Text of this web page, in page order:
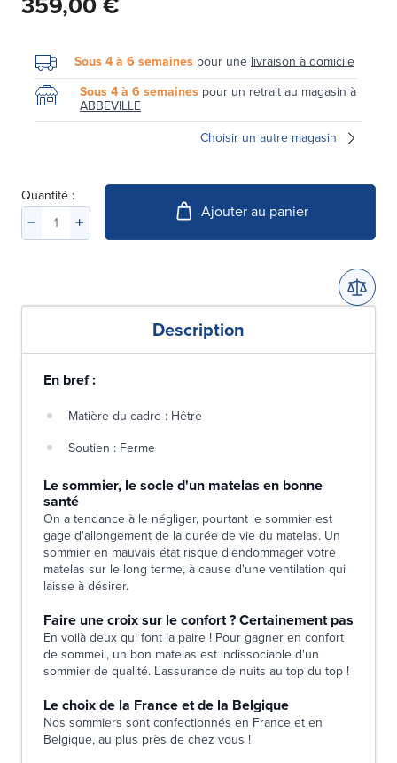
Sous 4 à 6 semaines pour une livraison à domicile
Sous 4 à 6 semaines pour un retrait au magasin à
ABBEVILLE
Choisir un autre magasin
Quantité :
Ajouter au panier
Description
En bref :
Matière du cadre : Hêtre
Soutien : Ferme
Le sommier, le socle d'un matelas en bonne
santé
On a tendance à le négliger, pourtant le sommier est
gage d'allongement de la durée de vie du matelas. Un
sommier en mauvais état risque d'endommager votre
matelas sur le long terme, à cause d'une ventilation qui
laisse à désirer.
Faire une croix sur le confort ? Certainement pas
En voilà deux qui font la paire ! Pour gagner en confort
de sommeil, un bon matelas est indissociable d'un
sommier de qualité. L'assurance de nuits au top du top !
Le choix de la France et de la Belgique
Nos sommiers sont confectionnés en France et en
Belgique, au plus près de chez vous !